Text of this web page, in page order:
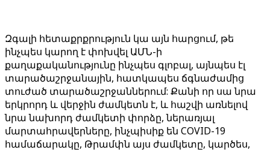
Զգալի հետաքրքրություն կա այն հարցում, թե
ինչպես կարող է փոխվել ԱՄՆ-ի
քաղաքականությունը ինչպես գլոբալ, այնպես էլ
տարածաշրջանային, հատկապես ճգնաժամից
տուժած տարածաշրջաններում: Քանի որ սա նրա
երկրորդ և վերջին ժամկետն է, և հաշվի առնելով
նրա նախորդ ժամկետի փորձը, ներառյալ
մարտահրավերները, ինչպիսիք են COVID-19
համաճարակը, Թրամփն այս ժամկետը, կարծես,